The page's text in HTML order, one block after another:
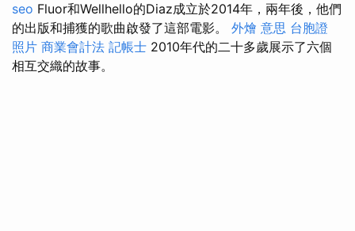
seo Fluor和Wellhello的Diaz成立於2014年，兩年後，他們
的出版和捕獲的歌曲啟發了這部電影。 外燴 意思 台胞證
照片 商業會計法 記帳士 2010年代的二十多歲展示了六個
相互交織的故事。